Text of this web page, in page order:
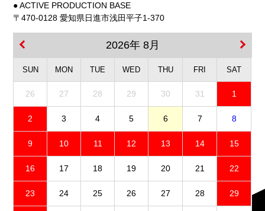
● ACTIVE PRODUCTION BASE
〒470-0128 愛知県日進市浅田平子1-370
2026年 8月
SUN MON TUE WED THU FRI SAT
26 27 28 29 30 31 1
2 3 4 5 6 7 8
9 10 11 12 13 14 15
16 17 18 19 20 21 22
23 24 25 26 27 28 29